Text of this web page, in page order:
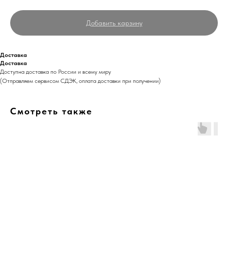
Добавить карзину
Доставка
Доставка
Доступна доставка по России и всему миру
(Отправляем сервисом СДЭК, оплата доставки при получении)
Смотреть также